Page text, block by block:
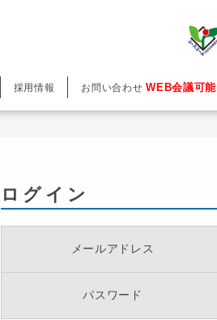
採用情報 お問い合わせWEB会議可能
ログイン
メールアドレス
パスワード